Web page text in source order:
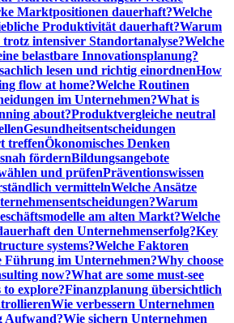
Marktpositionen dauerhaft?Welche
Produktivität dauerhaft?Warum
intensiver Standortanalyse?Welche
belastbare Innovationsplanung?
lesen und richtig einordnenHow
flow at home?Welche Routinen
im Unternehmen?What is
about?Produktvergleiche neutral
Gesundheitsentscheidungen
treffenÖkonomisches Denken
fördernBildungsangebote
und prüfenPräventionswissen
vermittelnWelche Ansätze
Warum
am alten Markt?Welche
den Unternehmenserfolg?Key
systems?Welche Faktoren
Führung im Unternehmen?Why choose
now?What are some must-see
explore?Finanzplanung übersichtlich
Wie verbessern Unternehmen
Aufwand?Wie sichern Unternehmen